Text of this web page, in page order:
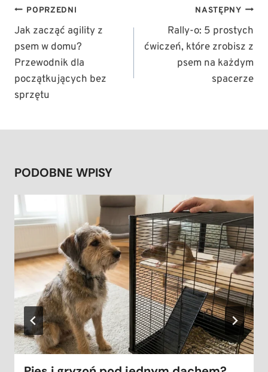
NAWIGACJA
WPISU
POPRZEDNI
Jak zacząć agility z
psem w domu?
Przewodnik dla
początkujących bez
sprzętu
NASTĘPNY
Rally-o: 5 prostych
ćwiczeń, które zrobisz z
psem na każdym
spacerze
PODOBNE WPISY